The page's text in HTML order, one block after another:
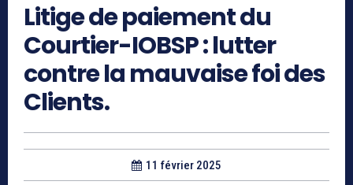
Litige de paiement du
Courtier-IOBSP : lutter
contre la mauvaise foi des
Clients.
11 février 2025